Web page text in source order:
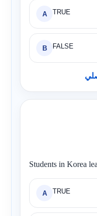
A TRUE
B FALSE
Students in Korea
A TRUE